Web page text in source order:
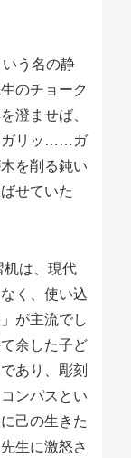
う名の静
のチョーク
澄ませば、
ガリッ……ガ
を削る鈍い
せていた
机は、現代
く、使い込
が主流でし
余した子ど
あり、彫刻
ンパスとい
己の生きた
生に激怒さ